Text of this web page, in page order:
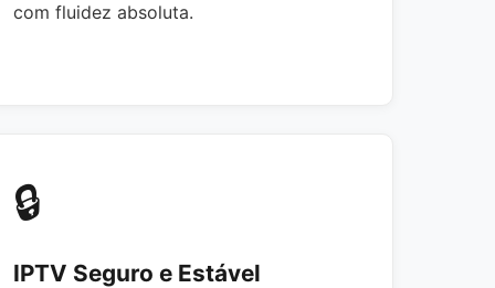
com fluidez absoluta.
🔒
IPTV Seguro e Estável